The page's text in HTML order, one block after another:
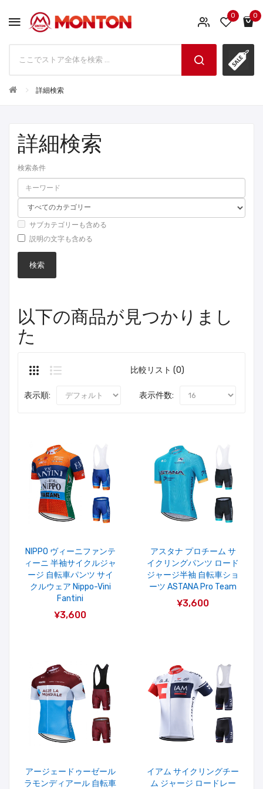
0 0
詳細検索
詳細検索
検索条件
サブカテゴリーも含める
説明の文字も含める
以下の商品が見つかりまし
た
比較リスト (0)
表示順: 表示件数:
NIPPO ヴィーニファンテ
ィーニ 半袖サイクルジャ
ージ 自転車パンツ サイ
クルウェア Nippo-Vini
Fantini
¥3,600
アスタナ プロチーム サ
イクリングパンツ ロード
ジャージ半袖 自転車ショ
ーツ ASTANA Pro Team
¥3,600
アージェードゥーゼール
ラモンディアール 自転車
イアム サイクリングチー
ム ジャージ ロードレー